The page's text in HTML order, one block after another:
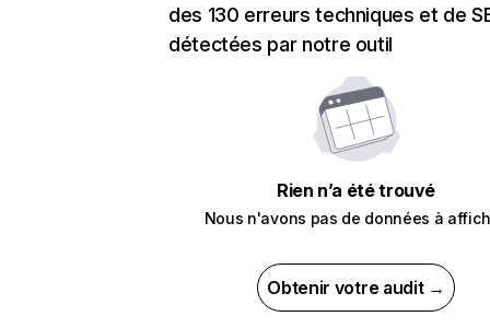
des 130 erreurs techniques et de
détectées par notre outil
Rien n’a été trouvé
Nous n'avons pas de données à
Obtenir votre audit →